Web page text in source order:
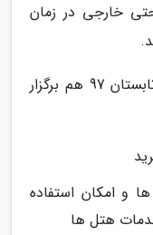
خارجی در زمان
برنامه و خدمات این جشنواره که در تابستان 97 هم برگزار
و امکان استفاده
هتل ها